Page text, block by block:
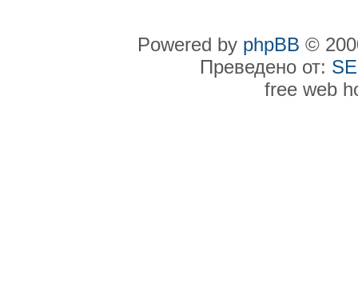
Powered by phpBB ©
Преведено от:
free web